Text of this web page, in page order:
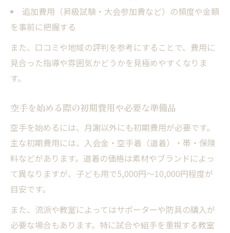
追加費用（昇級試験・大会参加費など）の頻度や金額
を事前に把握する
また、口コミや地域の評判を参考にすることで、費用に
見合った指導や雰囲気かどうかを見極めやすくなりま
す。
空手を始める際の初期費用や必要な準備品
空手を始めるには、月謝以外にも初期費用が必要です。
主な初期費用には、入会金・空手着（道着）・帯・保険
料などがあります。道着の価格は素材やブランドによっ
て異なりますが、子ども用で5,000円〜10,000円程度が
目安です。
また、流派や教室によってはサポーターや防具の購入が
必要な場合もあります。特に試合や組手を重視する教室